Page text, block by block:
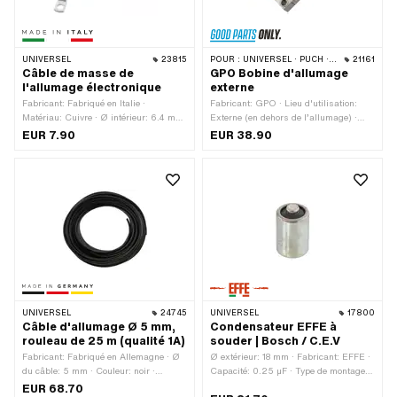
UNIVERSEL 23815
Câble de masse de
l'allumage électronique
Fabricant: Fabriqué en Italie ·
Matériau: Cuivre · Ø intérieur: 6.4 mm
· Longueur du câble: 150 mm · Nombre
EUR 7.90
POUR : UNIVERSEL · PUCH · SACHS 21161
GPO Bobine d'allumage
externe
Fabricant: GPO · Lieu d'utilisation:
Externe (en dehors de l’allumage) ·
Couleur: noir · Type de fixation: Vis ·
EUR 38.90
UNIVERSEL 24745
Câble d'allumage Ø 5 mm,
rouleau de 25 m (qualité 1A)
Fabricant: Fabriqué en Allemagne · Ø
du câble: 5 mm · Couleur: noir ·
Longueur totale: 25000 mm · Sous-
EUR 68.70
UNIVERSEL 17800
Condensateur EFFE à
souder | Bosch / C.E.V
Ø extérieur: 18 mm · Fabricant: EFFE ·
Capacité: 0.25 µF · Type de montage: